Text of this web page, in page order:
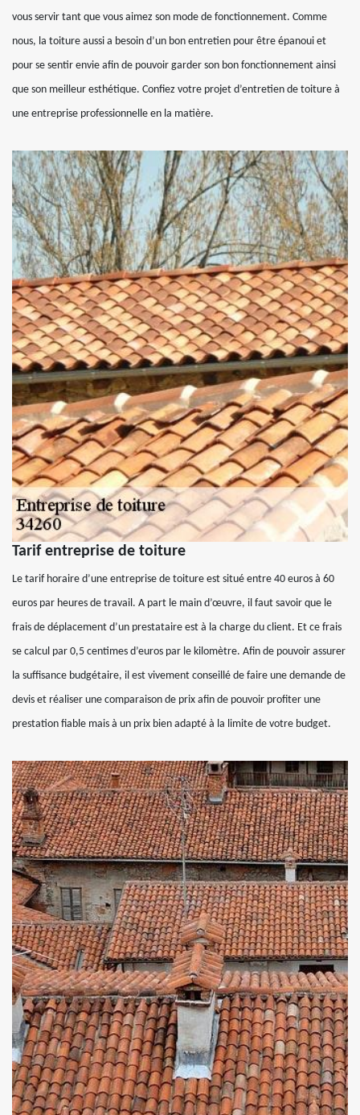
vous servir tant que vous aimez son mode de fonctionnement. Comme
nous, la toiture aussi a besoin d’un bon entretien pour être épanoui et
pour se sentir envie afin de pouvoir garder son bon fonctionnement ainsi
que son meilleur esthétique. Confiez votre projet d’entretien de toiture à
une entreprise professionnelle en la matière.
Tarif entreprise de toiture
Le tarif horaire d’une entreprise de toiture est situé entre 40 euros à 60
euros par heures de travail. A part le main d’œuvre, il faut savoir que le
frais de déplacement d’un prestataire est à la charge du client. Et ce frais
se calcul par 0,5 centimes d’euros par le kilomètre. Afin de pouvoir assurer
la suffisance budgétaire, il est vivement conseillé de faire une demande de
devis et réaliser une comparaison de prix afin de pouvoir profiter une
prestation fiable mais à un prix bien adapté à la limite de votre budget.